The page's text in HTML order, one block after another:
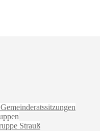
Strauß